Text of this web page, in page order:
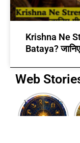
Krishna Ne
Bataya?
Web
12 Rashi Ke
Swami: